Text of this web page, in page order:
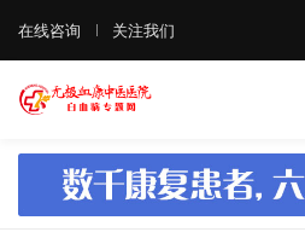
在线咨询 关注我们